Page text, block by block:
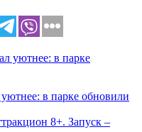
в парке обновили